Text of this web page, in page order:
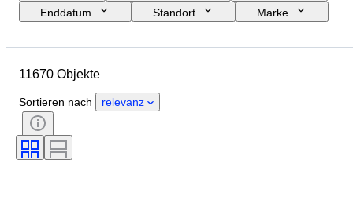
Enddatum
Standort
Marke
Herkunftsland
Geschlecht
Zustand
Zubehör
Periode
Thema
Sprache
11670 Objekte
Sortieren nach relevanz